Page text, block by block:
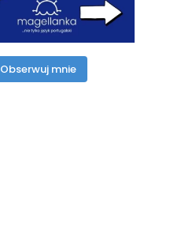
Obserwuj mnie